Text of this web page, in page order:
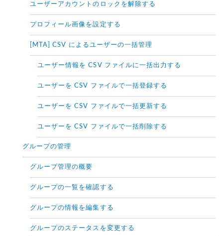
ユーザーアカウントのロックを解除する
プロフィール画像を設定する
[MTA] CSV によるユーザーの一括管理
ユーザー情報を CSV ファイルに一括出力する
ユーザーを CSV ファイルで一括登録する
ユーザーを CSV ファイルで一括更新する
ユーザーを CSV ファイルで一括削除する
グループの管理
グループ管理の概要
グループの一覧を確認する
グループの情報を編集する
グループのステータスを変更する